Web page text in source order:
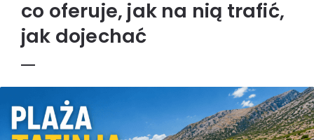
co oferuje, jak na nią trafić,
jak dojechać